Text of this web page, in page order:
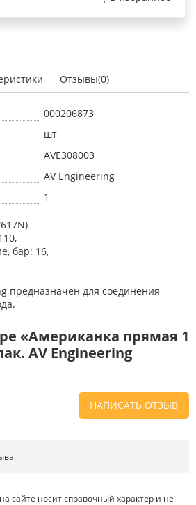
Отзывы(0)
000206873
шт
AVE308003
AV Engineering
1
бар: 16,
предназначен для соединения
«Американка прямая 1
AV Engineering
НАПИСАТЬ ОТЗЫВ
сайте носит справочный характер и не